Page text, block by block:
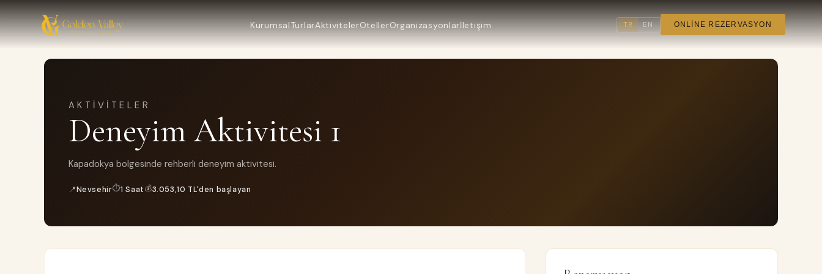
KurumsalTurlarAktivitelerOtellerOrganizasyonlarİletişim TR EN ONLINE REZERVASYON
AKTIVITELER
Deneyim Aktivitesi 1
Kapadokya bolgesinde rehberli deneyim aktivitesi.
📍Nevsehir⏱1 Saat💰3.053,10 TL'den başlayan